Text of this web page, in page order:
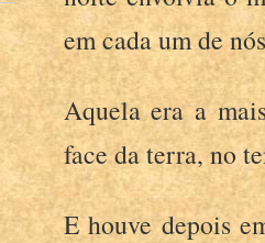
em cada um de
Aquela era a
face da terra, no
E houve depois